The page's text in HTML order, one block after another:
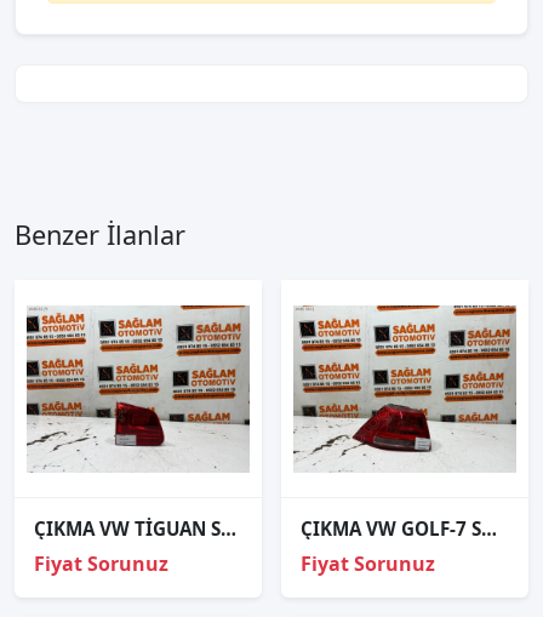
Benzer İlanlar
ÇIKMA VW TİGUAN SOL BAGAJ İÇİ STOP
Fiyat Sorunuz
ÇIKMA VW GOLF-7 SOL ARKA STOP 5G9945095
Fiyat Sorunuz